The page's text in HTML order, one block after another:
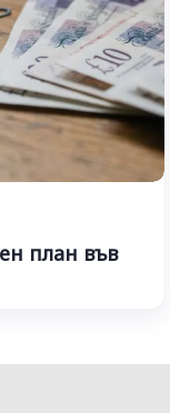
план във